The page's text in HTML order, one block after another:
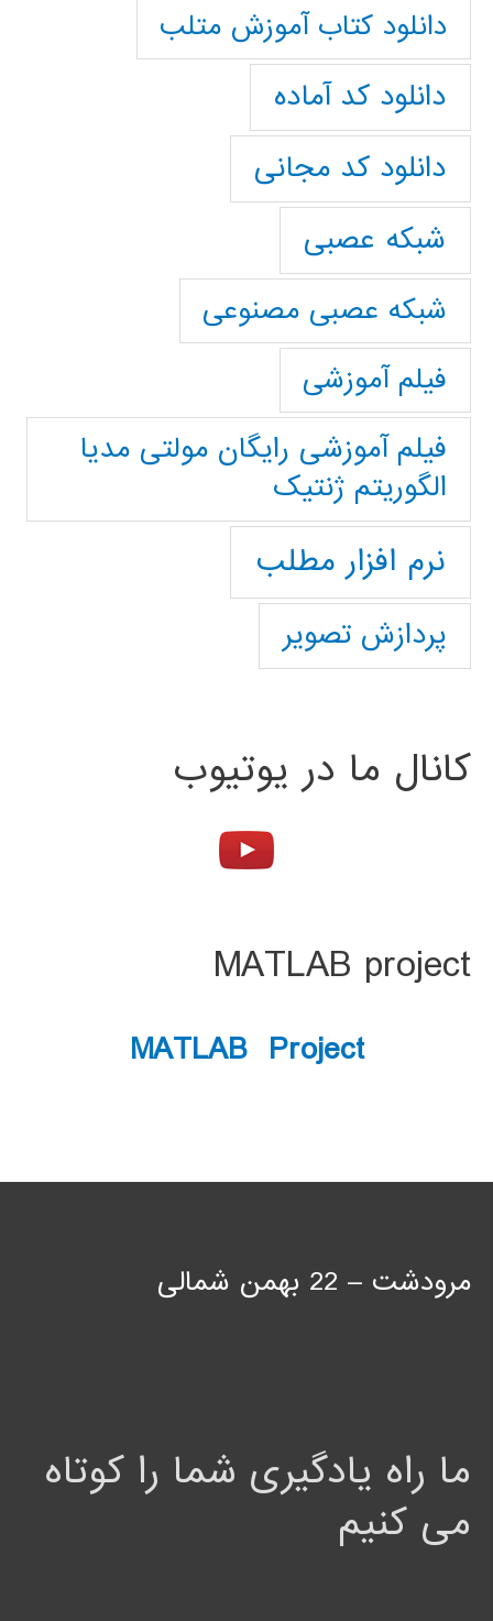
دانلود کتاب آموزش متلب
دانلود کد آماده
دانلود کد مجانی
شبکه عصبی
شبکه عصبی مصنوعی
فیلم آموزشی
فیلم آموزشی رایگان مولتی مدیا
الگوریتم ژنتیک
نرم افزار مطلب
پردازش تصویر
کانال ما در یوتیوب
MATLAB project
MATLAB Project
مرودشت – 22 بهمن شمالی
ما راه یادگیری شما را کوتاه
می کنیم